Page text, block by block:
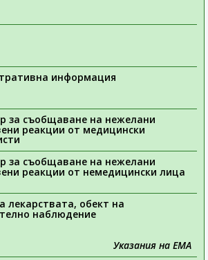
информация
за съобщаване на нежелани
реакции от медицински
за съобщаване на нежелани
реакции от немедицински лица
лекарствата, обект на
наблюдение
Указания на ЕМА